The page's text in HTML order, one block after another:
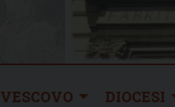
VESCOVO DIOCESI